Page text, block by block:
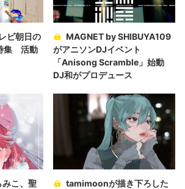
ビ朝日の
集 活動
MAGNET by SHIBUYA109
がアニソンDJイベント
「Anisong Scramble」始動
DJ和がプロデュース
みこ、聖 tamimoonが描き下ろした